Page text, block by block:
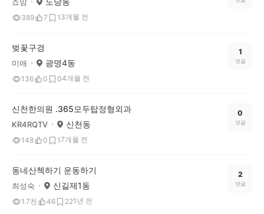
389 7 1 3개월 전
벚꽃구경
미애 광명4동
136 0 04개월 전
1
댓글
신천한의원 .365모두탑정형외과
KR4RQTV 신천동
148 0 17개월 전
0
댓글
동네산첵하기 운동하기
최성숙 신길제1동
1.7천 46 221년 전
2
댓글